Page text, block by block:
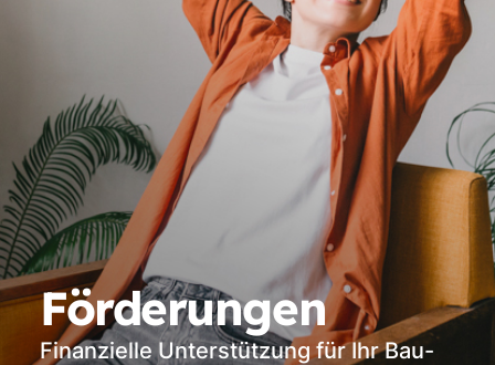
Förderungen
Finanzielle Unterstützung für Ihr Bau-